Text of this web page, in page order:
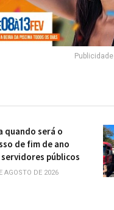
Publicidade
quando será o
de fim de ano
servidores públicos
AGOSTO DE 2026